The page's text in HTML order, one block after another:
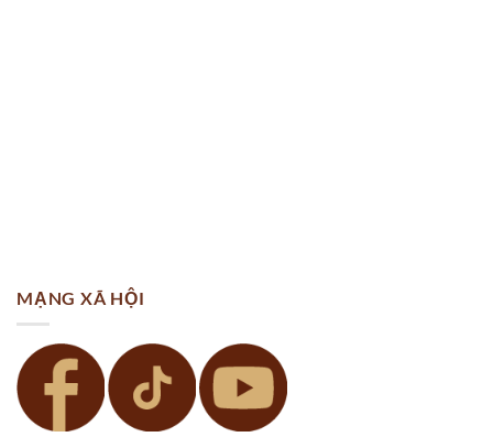
MẠNG XÃ HỘI